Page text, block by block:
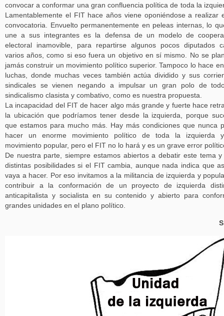
convocar a conformar una gran confluencia política de toda la
Lamentablemente el FIT hace años viene oponiéndose a realizar
convocatoria. Envuelto permanentemente en peleas internas, lo
une a sus integrantes es la defensa de un modelo de
electoral inamovible, para repartirse algunos pocos diputados
varios años, como si eso fuera un objetivo en sí mismo. No se
jamás construir un movimiento político superior. Tampoco lo hace
luchas, donde muchas veces también actúa dividido y sus
sindicales se vienen negando a impulsar un gran polo de
sindicalismo clasista y combativo, como es nuestra propuesta.
La incapacidad del FIT de hacer algo más grande y fuerte hace
la ubicación que podríamos tener desde la izquierda, porque
que estamos para mucho más. Hay más condiciones que nunca
hacer un enorme movimiento político de toda la izquierda
movimiento popular, pero el FIT no lo hará y es un grave error
De nuestra parte, siempre estamos abiertos a debatir este tema y
distintas posibilidades si el FIT cambia, aunque nada indica que
vaya a hacer. Por eso invitamos a la militancia de izquierda y
contribuir a la conformación de un proyecto de izquierda
anticapitalista y socialista en su contenido y abierto para
grandes unidades en el plano político.